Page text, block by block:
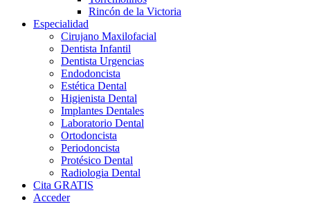
Rincón de la Victoria
Especialidad
Cirujano Maxilofacial
Dentista Infantil
Dentista Urgencias
Endodoncista
Estética Dental
Higienista Dental
Implantes Dentales
Laboratorio Dental
Ortodoncista
Periodoncista
Protésico Dental
Radiologia Dental
Cita GRATIS
Acceder